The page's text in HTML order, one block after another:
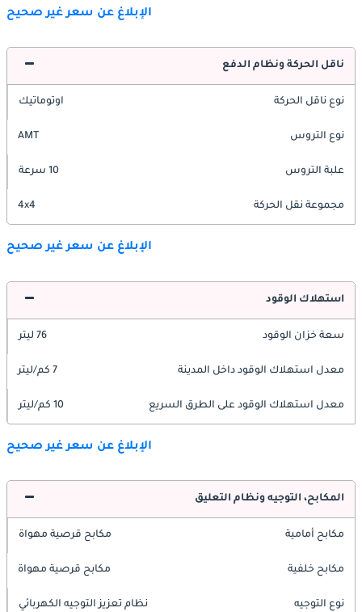
الإبلاغ عن سعر غير صحيح
ناقل الحركة ونظام الدفع
نوع ناقل الحركة اوتوماتيك
نوع التروس AMT
علبة التروس 10 سرعة
مجموعة نقل الحركة 4x4
الإبلاغ عن سعر غير صحيح
استهلاك الوقود
سعة خزان الوقود 76 ليتر
معدل استهلاك الوقود داخل المدينة 7 كم/ليتر
معدل استهلاك الوقود على الطرق السريع 10 كم/ليتر
الإبلاغ عن سعر غير صحيح
المكابح، التوجيه ونظام التعليق
مكابح أمامية مكابح قرصية مهواة
مكابح خلفية مكابح قرصية مهواة
نوع التوجيه نظام تعزيز التوجيه الكهربائي